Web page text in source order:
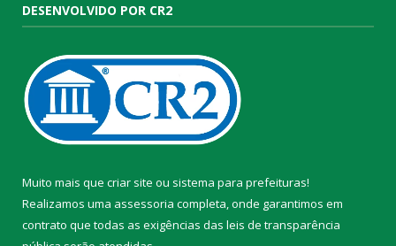
DESENVOLVIDO POR CR2
Muito mais que criar site ou sistema para prefeituras!
Realizamos uma assessoria completa, onde garantimos em
contrato que todas as exigências das leis de transparência